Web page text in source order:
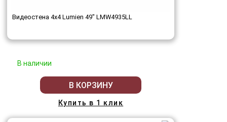
Видеостена 4x4 Lumien 49" LMW4935LL
В наличии
В КОРЗИНУ
Купить в 1 клик